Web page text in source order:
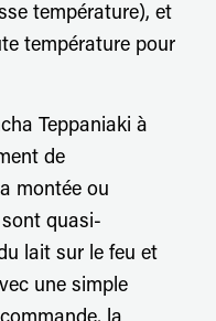
température), et
température pour
Teppaniaki à
de
montée ou
quasi-
lait sur le feu et
une simple